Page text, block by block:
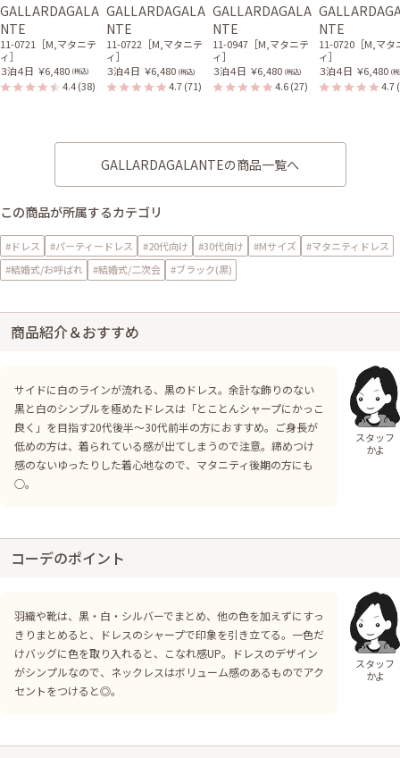
GALLARDAGALA
NTE
11-0721［M,マタニテ
ィ］
３泊４日 ￥6,480 (税込)
4.4(38)
GALLARDAGALA
NTE
11-0722［M,マタニテ
ィ］
３泊４日 ￥6,480 (税込)
4.7(71)
GALLARDAGALA
NTE
11-0947［M,マタニテ
ィ］
３泊４日 ￥6,480 (税込)
4.6(27)
NTE
11-0720［M,マタ
ィ］
３泊４日 ￥6,480 (
4.7
GALLARDAGALANTEの商品一覧へ
この商品が所属するカテゴリ
#ドレス #パーティードレス #20代向け #30代向け #Mサイズ
#マタニティドレス
#結婚式/お呼ばれ
#結婚式/二次会 #ブラック(黒)
商品紹介＆おすすめ
サイドに白のラインが流れる、黒のドレス。余計な飾りのない
黒と白のシンプルを極めたドレスは「とことんシャープにかっこ
良く」を目指す20代後半～30代前半の方におすすめ。ご身長が
低めの方は、着られている感が出てしまうので注意。締めつけ
感のないゆったりした着心地なので、マタニティ後期の方にも
○。
スタッフ
かよ
コーデのポイント
羽織や靴は、黒・白・シルバーでまとめ、他の色を加えずにすっ
きりまとめると、ドレスのシャープで印象を引き立てる。一色だ
けバッグに色を取り入れると、こなれ感UP。ドレスのデザイン
がシンプルなので、ネックレスはボリューム感のあるものでアク
セントをつけると◎。
スタッフ
かよ